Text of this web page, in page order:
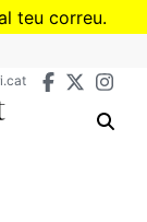
teu correu.